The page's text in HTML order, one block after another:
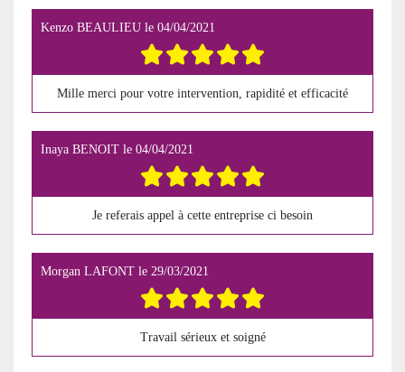
Kenzo BEAULIEU le 04/04/2021
Mille merci pour votre intervention, rapidité et efficacité
Inaya BENOIT le 04/04/2021
Je referais appel à cette entreprise ci besoin
Morgan LAFONT le 29/03/2021
Travail sérieux et soigné